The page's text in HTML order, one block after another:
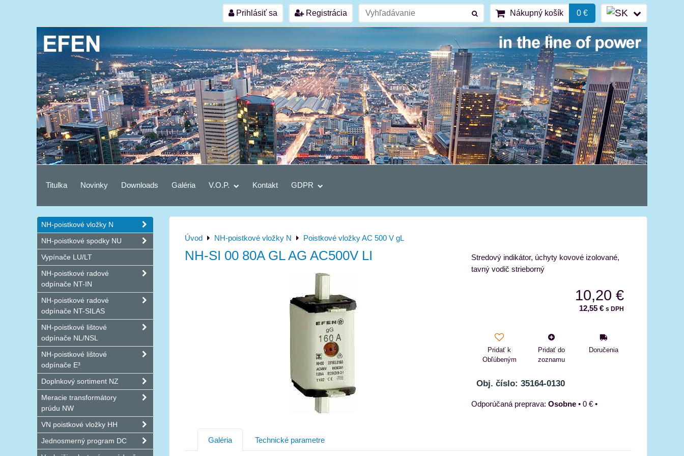
Prihlásiť sa Registrácia Nákupný košík 0 €
Titulka Novinky Downloads Galéria V.O.P. Kontakt GDPR
Úvod NH-poistkové vložky N Poistkové vložky AC 500 V gL
NH-SI 00 80A GL AG AC500V LI
Stredový indikátor, úchyty kovové izolované,
tavný vodič strieborný
10,20 €
12,55 € s DPH
Pridať k
Obľúbeným
Pridať do
zoznamu
Doručenia
Obj. číslo: 35164-0130
Osobne • 0 € •
Galéria Technické parametre
NH-poistkové vložky N
NH-poistkové spodky NU
Vypínače LU/LT
NH-poistkové radové
odpínače NT-IN
NH-poistkové radové
odpínače NT-SILAS
NH-poistkové lištové
odpínače NL/NSL
NH-poistkové lištové
odpínače E³
Doplnkový sortiment NZ
Meracie transformátory
prúdu NW
VN poistkové vložky HH
Jednosmerný program DC